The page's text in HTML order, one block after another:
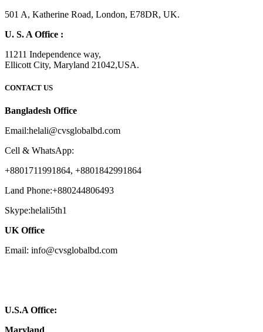
501 A, Katherine Road, London, E78DR, UK.
U. S. A Office :
11211 Independence way,
Ellicott City, Maryland 21042,USA.
CONTACT US
Bangladesh Office
Email:helali@cvsglobalbd.com
Cell & WhatsApp:
+8801711991864, +8801842991864
Land Phone:+880244806493
Skype:helali5th1
UK Office
Email: info@cvsglobalbd.com
U.S.A Office:
Maryland